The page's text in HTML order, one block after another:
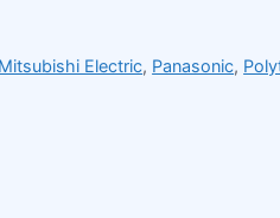
Mitsubishi Electric, Panasonic,